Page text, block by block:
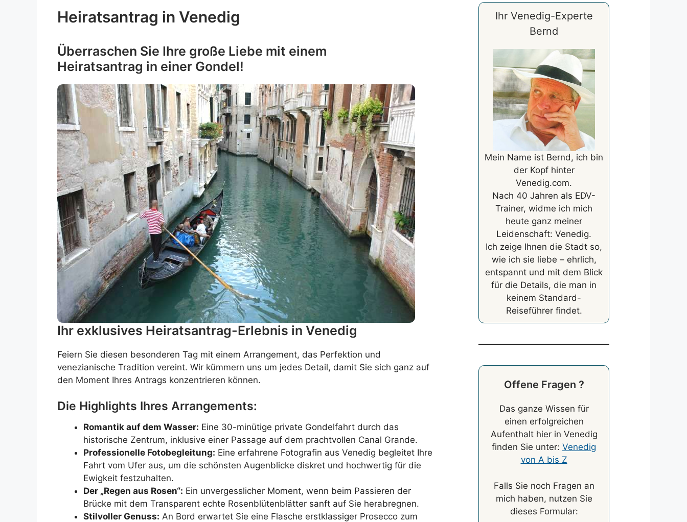
Heiratsantrag in Venedig
Überraschen Sie Ihre große Liebe mit einem
Heiratsantrag in einer Gondel!
Ihr exklusives Heiratsantrag-Erlebnis in Venedig
Feiern Sie diesen besonderen Tag mit einem Arrangement, das Perfektion und
venezianische Tradition vereint. Wir kümmern uns um jedes Detail, damit Sie sich ganz auf
den Moment Ihres Antrags konzentrieren können.
Die Highlights Ihres Arrangements:
Romantik auf dem Wasser: Eine 30-minütige private Gondelfahrt durch das
historische Zentrum, inklusive einer Passage auf dem prachtvollen Canal Grande.
Professionelle Fotobegleitung: Eine erfahrene Fotografin aus Venedig begleitet Ihre
Fahrt vom Ufer aus, um die schönsten Augenblicke diskret und hochwertig für die
Ewigkeit festzuhalten.
Der „Regen aus Rosen“: Ein unvergesslicher Moment, wenn beim Passieren der
Brücke mit dem Transparent echte Rosenblütenblätter sanft auf Sie herabregnen.
Stilvoller Genuss: An Bord erwartet Sie eine Flasche erstklassiger Prosecco zum
Ihr Venedig-Experte
Bernd
Mein Name ist Bernd, ich bin
der Kopf hinter
Venedig.com.
Nach 40 Jahren als EDV-
Trainer, widme ich mich
heute ganz meiner
Leidenschaft: Venedig.
Ich zeige Ihnen die Stadt so,
wie ich sie liebe – ehrlich,
entspannt und mit dem Blick
für die Details, die man in
keinem Standard-
Reiseführer findet.
Offene Fragen ?
Das ganze Wissen für
einen erfolgreichen
Aufenthalt hier in Venedig
finden Sie unter: Venedig
von A bis Z
Falls Sie noch Fragen an
mich haben, nutzen Sie
dieses Formular: